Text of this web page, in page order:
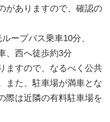
がありますので、確認の
ープバス乗車10分、
、西へ徒歩約3分
ますので、なるべく公共
また、駐車場が満車とな
際は近隣の有料駐車場を